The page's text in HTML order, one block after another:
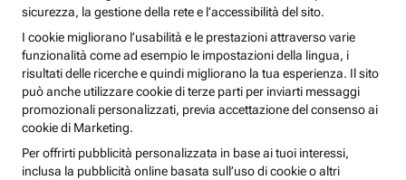
sicurezza, la gestione della rete e l’accessibilità del sito.
I cookie migliorano l’usabilità e le prestazioni attraverso varie
funzionalità come ad esempio le impostazioni della lingua, i
risultati delle ricerche e quindi migliorano la tua esperienza. Il sito
può anche utilizzare cookie di terze parti per inviarti messaggi
promozionali personalizzati, previa accettazione del consenso ai
cookie di Marketing.
Per offrirti pubblicità personalizzata in base ai tuoi interessi,
inclusa la pubblicità online basata sull’uso di cookie o altri